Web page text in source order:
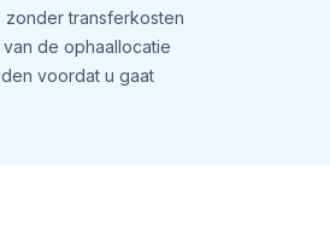
transferkosten
de ophaallocatie
voordat u gaat